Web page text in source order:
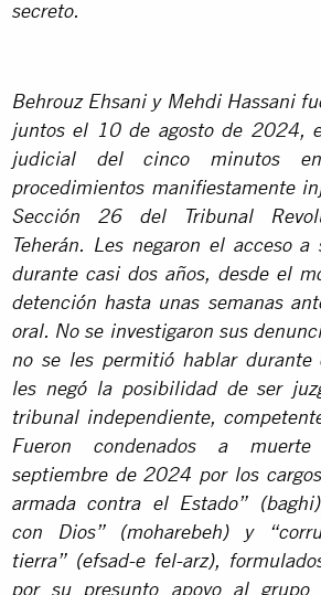
secreto.
Behrouz Ehsani y Mehdi Hassani
juntos el 10 de agosto de 2024,
judicial del cinco minutos
procedimientos manifiestamente
Sección 26 del Tribunal
Teherán. Les negaron el acceso a
durante casi dos años, desde el
detención hasta unas semanas
oral. No se investigaron sus
no se les permitió hablar
les negó la posibilidad de ser
tribunal independiente,
Fueron condenados a
septiembre de 2024 por los
armada contra el Estado”
con Dios” (moharebeh) y
tierra” (efsad-e fel-arz),